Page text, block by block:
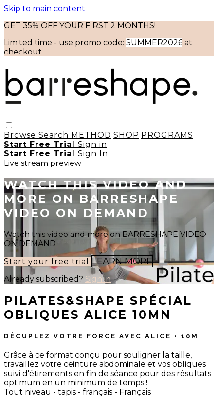
Skip to main content
GET 35% OFF YOUR FIRST 2 MONTHS!
Limited time - use promo code: SUMMER2026 at
checkout
Browse Search METHOD SHOP PROGRAMS
Start Free Trial Sign in
Start Free Trial Sign In
Live stream preview
WATCH THIS VIDEO AND
MORE ON BARRESHAPE
VIDEO ON DEMAND
Watch this video and more on BARRESHAPE VIDEO
ON DEMAND
Start your free trial LEARN MORE
Already subscribed? Sign in
PILATES&SHAPE SPÉCIAL
OBLIQUES ALICE 10MN
DÉCUPLEZ VOTRE FORCE AVEC ALICE • 10M
Grâce à ce format conçu pour souligner la taille,
travaillez votre ceinture abdominale et vos obliques
suivi d'étirements en fin de séance pour des résultats
optimum en un minimum de temps !
Tout niveau - tapis - français - Français